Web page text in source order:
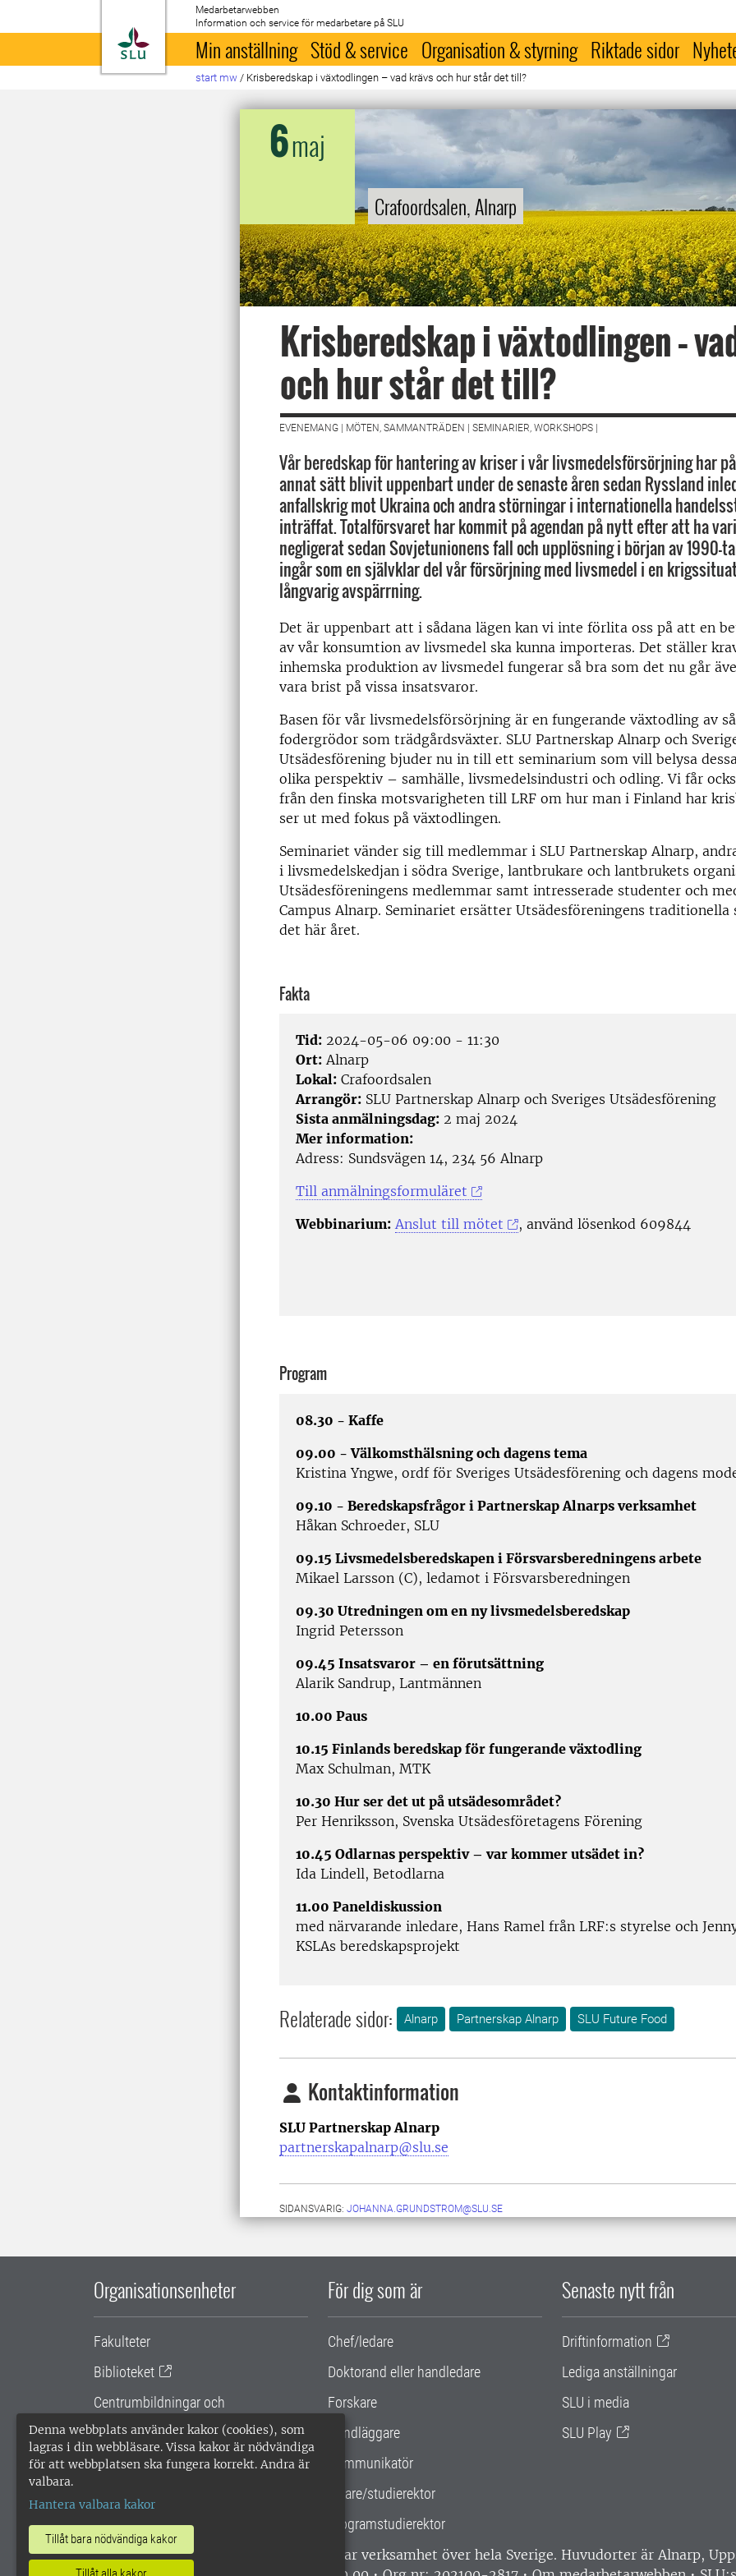
Denna webbplats använder kakor (cookies), som
lagras i din webbläsare. Vissa kakor är nödvändiga
för att webbplatsen ska fungera korrekt. Andra är
valbara.
Hantera valbara kakor
Tillåt bara nödvändiga kakor
Till startsida
Medarbetarwebben
Information och service för medarbetare på SLU
Min anställning Stöd & service Organisation & styrning Riktade sidor
start mw / Krisberedskap i växtodlingen – vad krävs och hur står det till?
6maj
Crafoordsalen, Alnarp
Krisberedskap i växtodlingen –
och hur står det till?
EVENEMANG | MÖTEN, SAMMANTRÄDEN | SEMINARIER, WORKSHOPS |
Vår beredskap för hantering av kriser i vår livsmedelsförsörjning har
annat sätt blivit uppenbart under de senaste åren sedan Ryssland
anfallskrig mot Ukraina och andra störningar i internationella
inträffat. Totalförsvaret har kommit på agendan på nytt efter att ha
negligerat sedan Sovjetunionens fall och upplösning i början av 1990-
ingår som en självklar del vår försörjning med livsmedel i en
långvarig avspärrning.
Det är uppenbart att i sådana lägen kan vi inte förlita oss på att en
av vår konsumtion av livsmedel ska kunna importeras. Det ställer
inhemska produktion av livsmedel fungerar så bra som det nu går
vara brist på vissa insatsvaror.
Basen för vår livsmedelsförsörjning är en fungerande växtodling av
fodergrödor som trädgårdsväxter. SLU Partnerskap Alnarp och
Utsädesförening bjuder nu in till ett seminarium som vill belysa
olika perspektiv – samhälle, livsmedelsindustri och odling. Vi får
från den finska motsvarigheten till LRF om hur man i Finland har
ser ut med fokus på växtodlingen.
Seminariet vänder sig till medlemmar i SLU Partnerskap Alnarp,
i livsmedelskedjan i södra Sverige, lantbrukare och lantbrukets
Utsädesföreningens medlemmar samt intresserade studenter och
Campus Alnarp. Seminariet ersätter Utsädesföreningens traditionella
det här året.
Fakta
Tid: 2024-05-06 09:00 - 11:30
Ort: Alnarp
Lokal: Crafoordsalen
Arrangör: SLU Partnerskap Alnarp och Sveriges Utsädesförening
Sista anmälningsdag: 2 maj 2024
Mer information:
Adress: Sundsvägen 14, 234 56 Alnarp
Till anmälningsformuläret
Webbinarium: Anslut till mötet , använd lösenkod 609844
Program
08.30 - Kaffe
09.00 - Välkomsthälsning och dagens tema
Kristina Yngwe, ordf för Sveriges Utsädesförening och dagens
09.10 - Beredskapsfrågor i Partnerskap Alnarps verksamhet
Håkan Schroeder, SLU
09.15 Livsmedelsberedskapen i Försvarsberedningens arbete
Mikael Larsson (C), ledamot i Försvarsberedningen
09.30 Utredningen om en ny livsmedelsberedskap
Ingrid Petersson
09.45 Insatsvaror – en förutsättning
Alarik Sandrup, Lantmännen
10.00 Paus
10.15 Finlands beredskap för fungerande växtodling
Max Schulman, MTK
10.30 Hur ser det ut på utsädesområdet?
Per Henriksson, Svenska Utsädesföretagens
10.45 Odlarnas perspektiv – var kommer utsädet in?
Ida Lindell, Betodlarna
11.00 Paneldiskussion
med närvarande inledare, Hans Ramel från LRF:s styrelse och
KSLAs beredskapsprojekt
Relaterade sidor: Alnarp Partnerskap Alnarp SLU Future Food
Kontaktinformation
SLU Partnerskap Alnarp
partnerskapalnarp@slu.se
SIDANSVARIG: JOHANNA.GRUNDSTROM@SLU.SE
Organisationsenheter
Fakulteter
Biblioteket
Centrumbildningar och
samarbetsprojekt
Gemensamma verksamhetsstödet
För dig som är
Chef/ledare
Doktorand eller handledare
Forskare
Handläggare
Kommunikatör
Lärare/studierektor
Programstudierektor
Senaste nytt från
Driftinformation
Lediga anställningar
SLU i media
SLU Play
SLU, Sveriges lantbruksuniversitet, har verksamhet över hela Sverige. Huvudorter är Alnarp,